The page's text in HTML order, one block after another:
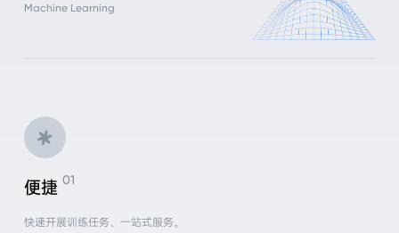
Machine Learning
便捷
快速开展训练任务、一站式服务。